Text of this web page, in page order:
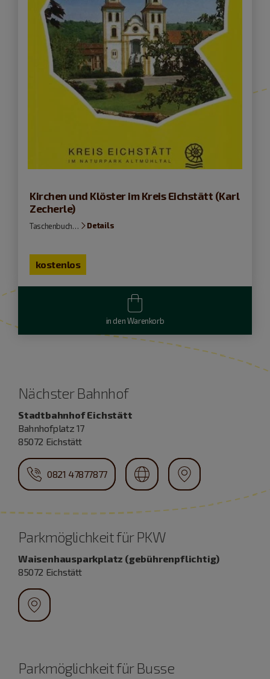
Kirchen und Klöster im Kreis Eichstätt (Karl
Zecherle)
Taschenbuch… Details
kostenlos
in den Warenkorb
Nächster Bahnhof
Stadtbahnhof Eichstätt
Bahnhofplatz 17
85072 Eichstätt
0821 47877877
Parkmöglichkeit für PKW
Waisenhausparkplatz (gebührenpflichtig)
85072 Eichstätt
Parkmöglichkeit für Busse